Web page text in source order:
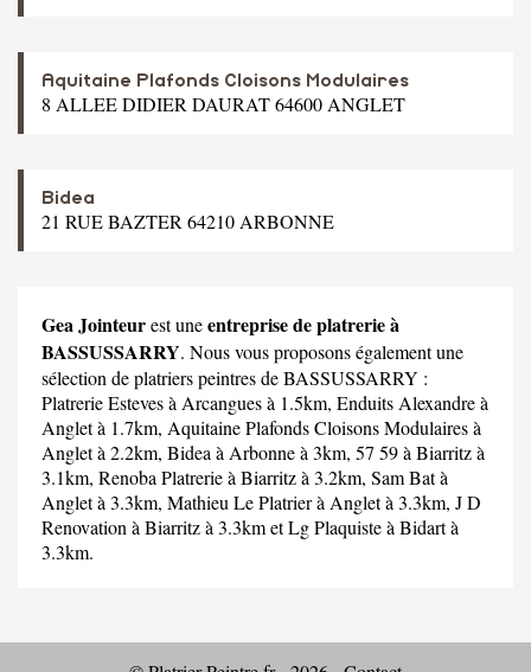
Aquitaine Plafonds Cloisons Modulaires
8 ALLEE DIDIER DAURAT 64600 ANGLET
Bidea
21 RUE BAZTER 64210 ARBONNE
Gea Jointeurest uneentreprise de platrerie à
BASSUSSARRY. Nous vous proposons également une
sélection de platriers peintres de BASSUSSARRY :
Platrerie Estevesà Arcangues à 1.5km, Enduits Alexandreà
Anglet à 1.7km, Aquitaine Plafonds Cloisons Modulairesà
Anglet à 2.2km, Bidea à Arbonne à 3km, 57 59à Biarritz à
3.1km, Renoba Platrerieà Biarritz à 3.2km, Sam Batà
Anglet à 3.3km, Mathieu Le Platrierà Anglet à 3.3km, J D
Renovation à Biarritz à 3.3km etLg Plaquisteà Bidart à
3.3km.